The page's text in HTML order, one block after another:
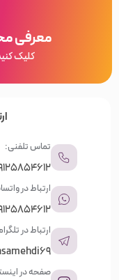
معرفی
کلیک
تماس تلفنی:
ارتباط در
ارتباط در
صفحه در